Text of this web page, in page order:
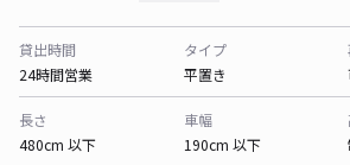
貸出時間
24時間営業
タイプ
平置き
長さ
480cm 以下
車幅
190cm 以下